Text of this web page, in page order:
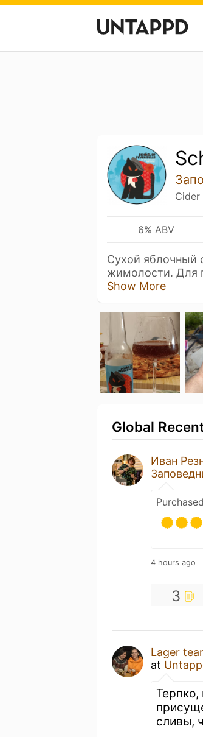
Cider
6% ABV
Сухой яблочный
жимолости. Для
Show More
Global
Иван
4 hours ago
3
Lager
at
сливы,